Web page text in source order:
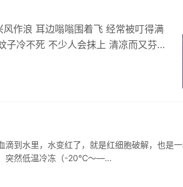
作浪 耳边嗡嗡围着飞 经常被叮得满
冷不死 不少人会抹上 清凉而又芬芳
到水里，水变红了，就是红细胞破解，也是
、突然低温冷冻（-20℃～—…